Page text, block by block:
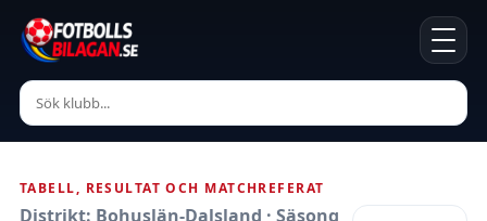
TABELL, RESULTAT OCH MATCHREFERAT
Distrikt: Bohuslän-Dalsland · Säsong